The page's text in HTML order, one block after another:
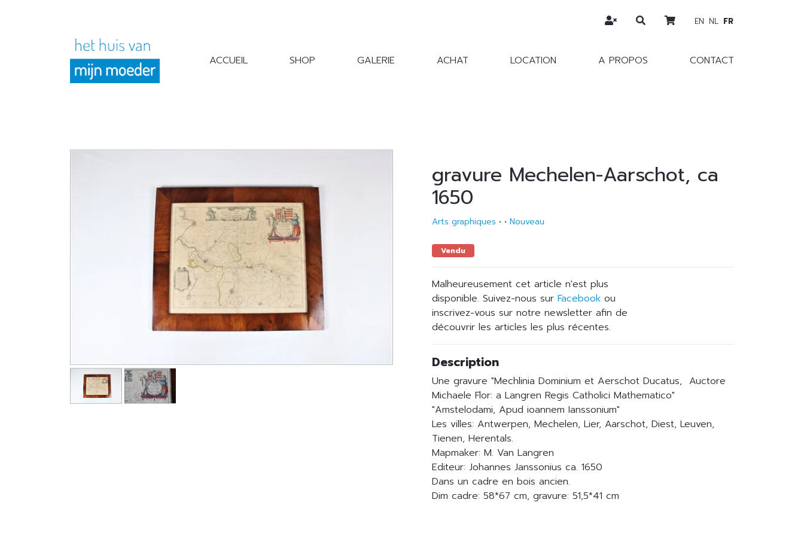
ACCUEIL SHOP GALERIE ACHAT LOCATION A PROPOS CONTACT
EN NL FR
gravure Mechelen-Aarschot, ca
1650
Arts graphiques • • Nouveau
Vendu
Malheureusement cet article n'est plus
disponible. Suivez-nous sur Facebook ou
inscrivez-vous sur notre newsletter afin de
découvrir les articles les plus récentes.
Description
Une gravure "Mechlinia Dominium et Aerschot Ducatus, Auctore
Michaele Flor: a Langren Regis Catholici Mathematico"
"Amstelodami, Apud ioannem Ianssonium"
Les villes: Antwerpen, Mechelen, Lier, Aarschot, Diest, Leuven,
Tienen, Herentals.
Mapmaker: M. Van Langren
Editeur: Johannes Janssonius ca. 1650
Dans un cadre en bois ancien.
Dim cadre: 58*67 cm, gravure: 51,5*41 cm